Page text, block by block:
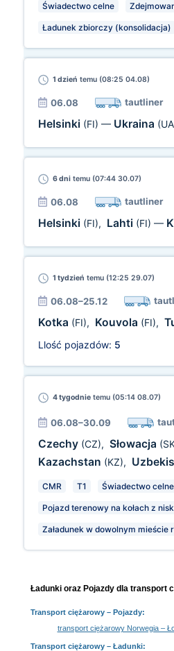
Świadectwo celne
Ładunek zbiorczy (konsolidacja)
1 dzień temu (08:25 04.08)
06.08 tautliner
Helsinki (FI) — Ukraina
6 dni temu (07:44 30.07)
06.08 tautliner
Helsinki (FI), Lahti (FI) —
1 tydzień temu (12:25 29.07)
06.08–25.12
Kotka (FI), Kouvola (FI),
Llość pojazdów: 5
4 tygodnie temu (05:14 08.07)
06.08–30.09
Czechy (CZ), Słowacja
Kazachstan (KZ),
CMR T1 Świadectwo celne
Pojazd terenowy na kołach z
Załadunek w dowolnym mieście
Ładunki oraz Pojazdy dla transport
Transport ciężarowy– Pojazdy:
transport ciężarowy Norwegia –
Transport ciężarowy – Ładunki: